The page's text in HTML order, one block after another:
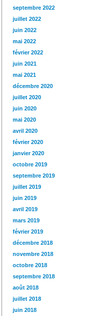
septembre 2022
juillet 2022
juin 2022
mai 2022
février 2022
juin 2021
mai 2021
décembre 2020
juillet 2020
juin 2020
mai 2020
avril 2020
février 2020
janvier 2020
octobre 2019
septembre 2019
juillet 2019
juin 2019
avril 2019
mars 2019
février 2019
décembre 2018
novembre 2018
octobre 2018
septembre 2018
août 2018
juillet 2018
juin 2018